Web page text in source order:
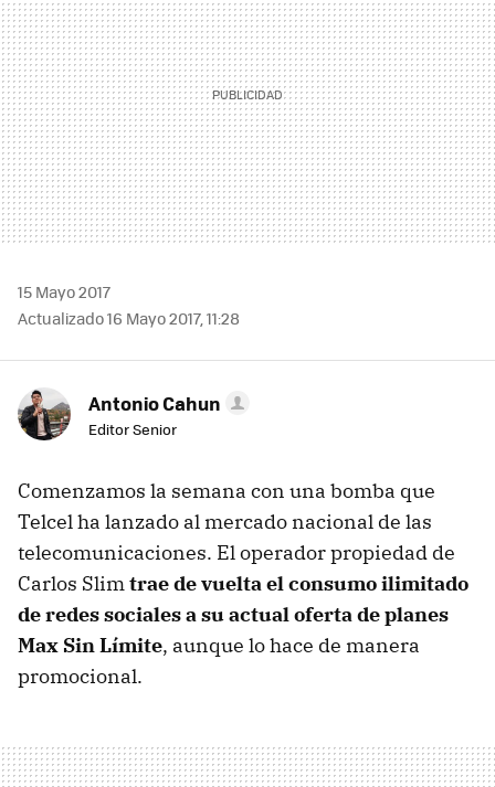
15 Mayo 2017
Actualizado 16 Mayo 2017, 11:28
Antonio Cahun
Editor Senior
Comenzamos la semana con una bomba que
Telcel ha lanzado al mercado nacional de las
telecomunicaciones. El operador propiedad de
Carlos Slimtrae de vuelta el consumo ilimitado
de redes sociales a su actual oferta de planes
Max Sin Límite, aunque lo hace de manera
promocional.